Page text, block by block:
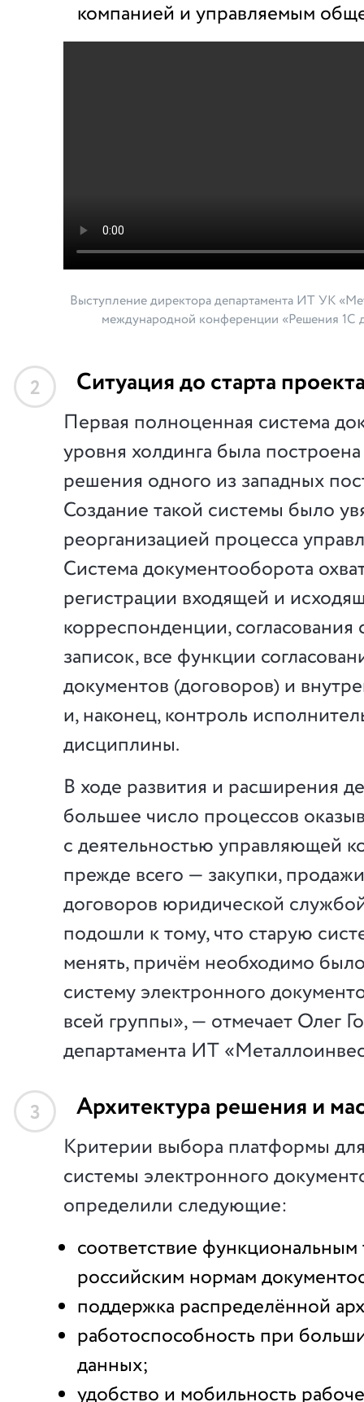
компанией и управляемым
Выступление директора департамента ИТ УК
международной конференции «Решения 1С
2 Ситуация до старта
Первая полноценная система
уровня холдинга была
решения одного из западных
Создание такой системы было
реорганизацией процесса
Система документооборота
регистрации входящей и
корреспонденции,
записок, все функции
документов (договоров) и
и, наконец, контроль
дисциплины.
В ходе развития и расширения
большее число процессов
с деятельностью управляющей
прежде всего — закупки,
договоров юридической
подошли к тому, что старую
менять, причём необходимо
систему электронного
всей группы», — отмечает Олег
департамента ИТ
3 Архитектура решения и
Критерии выбора платформы
системы электронного
определили следующие:
соответствие
российским нормам
поддержка распределённой
работоспособность при
данных;
удобство и мобильность